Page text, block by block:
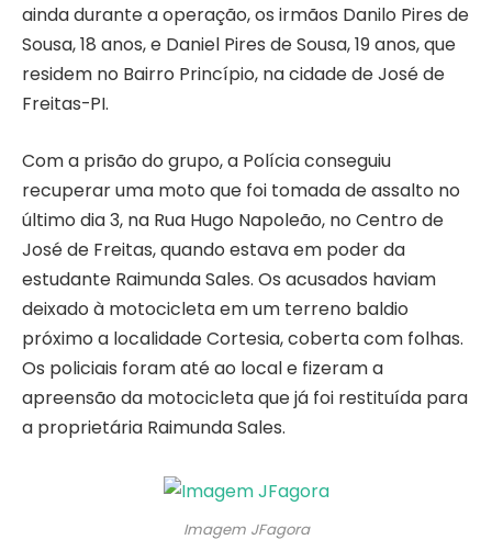
ainda durante a operação, os irmãos Danilo Pires de
Sousa, 18 anos, e Daniel Pires de Sousa, 19 anos, que
residem no Bairro Princípio, na cidade de José de
Freitas-PI.
Com a prisão do grupo, a Polícia conseguiu
recuperar uma moto que foi tomada de assalto no
último dia 3, na Rua Hugo Napoleão, no Centro de
José de Freitas, quando estava em poder da
estudante Raimunda Sales. Os acusados haviam
deixado à motocicleta em um terreno baldio
próximo a localidade Cortesia, coberta com folhas.
Os policiais foram até ao local e fizeram a
apreensão da motocicleta que já foi restituída para
a proprietária Raimunda Sales.
Imagem JFagora